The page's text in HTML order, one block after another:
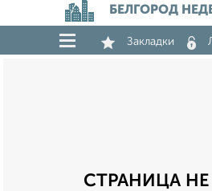
БЕЛГОРОД
Закладки
СТРАНИЦА